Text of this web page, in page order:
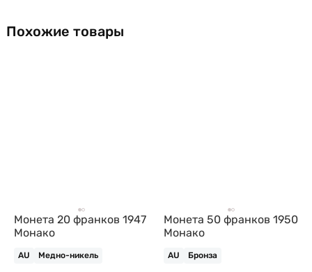
Похожие товары
Монета 20 франков 1947
Монако
AU Медно-никель
Монета 50 франков 1950
Монако
AU Бронза